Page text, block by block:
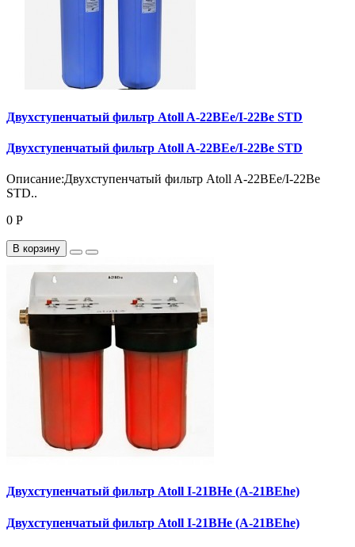
Двухступенчатый фильтр Atoll A-22BEe/I-22Be STD
Двухступенчатый фильтр Atoll A-22BEe/I-22Be STD
Описание:Двухступенчатый фильтр Atoll A-22BEe/I-22Be
STD..
0 Р
В корзину
Двухступенчатый фильтр Atoll I-21BHe (A-21BEhe)
Двухступенчатый фильтр Atoll I-21BHe (A-21BEhe)